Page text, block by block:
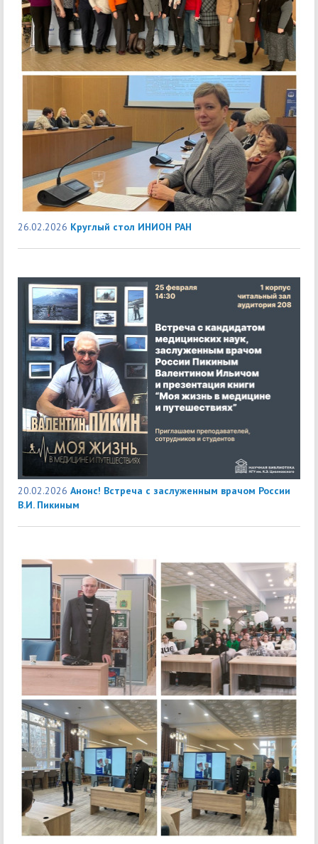
26.02.2026 Круглый стол ИНИОН РАН
20.02.2026 Анонс! Встреча с заслуженным врачом России
В.И. Пикиным